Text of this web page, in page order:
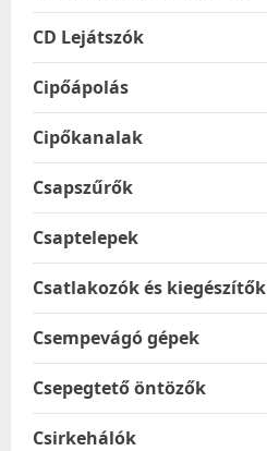
CD Lejátszók
Cipőápolás
Cipőkanalak
Csapszűrők
Csaptelepek
Csatlakozók és kiegészítők
Csempevágó gépek
Csepegtető öntözők
Csirkehálók